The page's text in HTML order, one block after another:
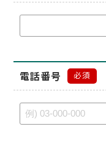
電話番号 必須